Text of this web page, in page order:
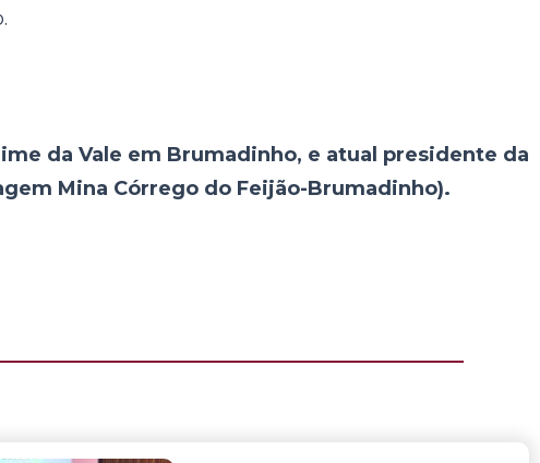
da Vale em Brumadinho, e atual presidente da
Mina Córrego do Feijão-Brumadinho).